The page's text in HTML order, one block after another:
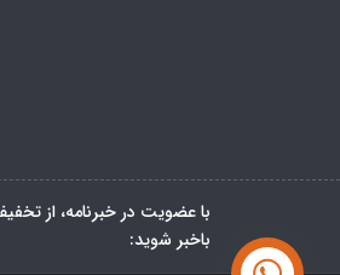
با عضویت در خبرنامه، از
باخبر شوید: